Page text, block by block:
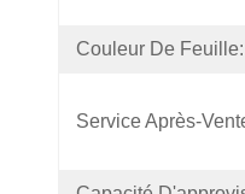
Couleur De Feuille:
Service Après-